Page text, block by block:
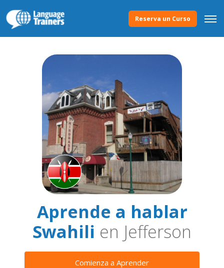
Reserva un Curso
Aprende a hablar
Swahili en Jefferson
Comienza a Aprender